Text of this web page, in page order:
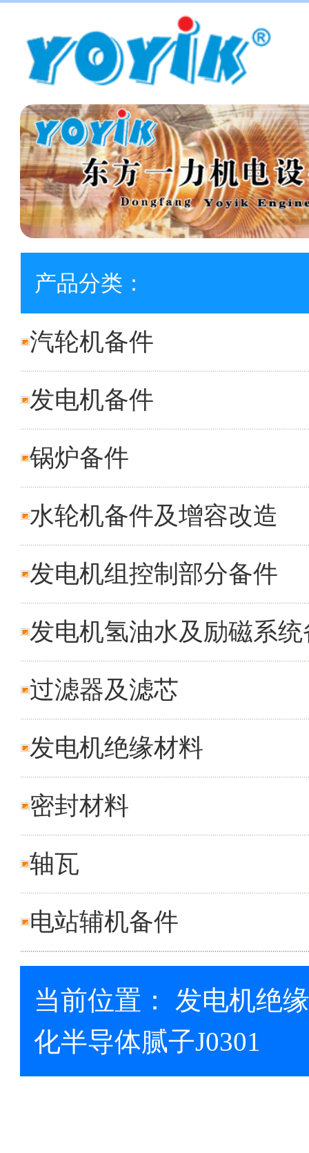
产品分类：
汽轮机备件
发电机备件
锅炉备件
水轮机备件及增容改造
发电机组控制部分备件
发电机氢油水及励磁系统
过滤器及滤芯
发电机绝缘材料
密封材料
轴瓦
电站辅机备件
当前位置： 发电机绝
化半导体腻子J0301